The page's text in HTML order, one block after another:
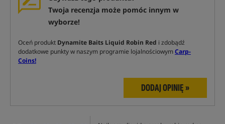
Twoja recenzja może pomóc innym w
wyborze!
Oceń produkt Dynamite Baits Liquid Robin Red i zdobądź
dodatkowe punkty w naszym programie lojalnościowymCarp-
Coins!
DODAJ OPINIĘ »